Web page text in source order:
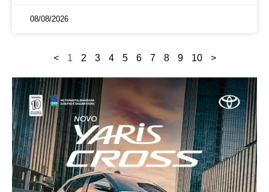
08/08/2026
< 1 2 3 4 5 6 7 8 9 10 >